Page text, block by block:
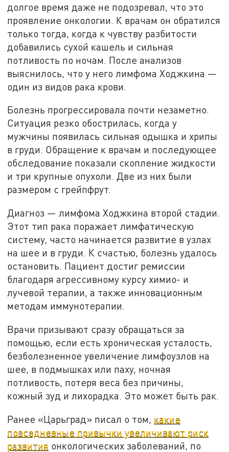
долгое время даже не подозревал, что это
проявление онкологии. К врачам он обратился
только тогда, когда к чувству разбитости
добавились сухой кашель и сильная
потливость по ночам. После анализов
выяснилось, что у него лимфома Ходжкина —
один из видов рака крови.
Болезнь прогрессировала почти незаметно.
Ситуация резко обострилась, когда у
мужчины появилась сильная одышка и хрипы
в груди. Обращение к врачам и последующее
обследование показали скопление жидкости
и три крупные опухоли. Две из них были
размером с грейпфрут.
Диагноз — лимфома Ходжкина второй стадии.
Этот тип рака поражает лимфатическую
систему, часто начинается развитие в узлах
на шее и в груди. К счастью, болезнь удалось
остановить. Пациент достиг ремиссии
благодаря агрессивному курсу химио- и
лучевой терапии, а также инновационным
методам иммунотерапии.
Врачи призывают сразу обращаться за
помощью, если есть хроническая усталость,
безболезненное увеличение лимфоузлов на
шее, в подмышках или паху, ночная
потливость, потеря веса без причины,
кожный зуд и лихорадка. Это может быть рак.
Ранее «Царьград» писал о том, какие
повседневные привычки увеличивают риск
развития онкологических заболеваний, по